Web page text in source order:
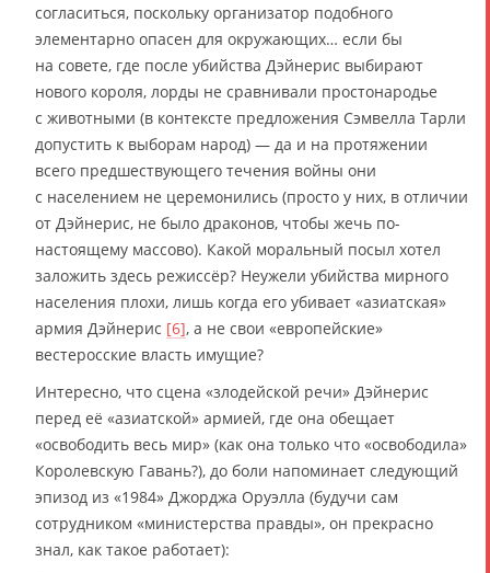
согласиться, поскольку организатор подобного
элементарно опасен для окружающих… если бы
на совете, где после убийства Дэйнерис выбирают
нового короля, лорды не сравнивали простонародье
с животными (в контексте предложения Сэмвелла Тарли
допустить к выборам народ) — да и на протяжении
всего предшествующего течения войны они
с населением не церемонились (просто у них, в отличии
от Дэйнерис, не было драконов, чтобы жечь по-
настоящему массово). Какой моральный посыл хотел
заложить здесь режиссёр? Неужели убийства мирного
населения плохи, лишь когда его убивает «азиатская»
армия Дэйнерис [6], а не свои «европейские»
вестеросские власть имущие?
Интересно, что сцена «злодейской речи» Дэйнерис
перед её «азиатской» армией, где она обещает
«освободить весь мир» (как она только что «освободила»
Королевскую Гавань?), до боли напоминает следующий
эпизод из «1984» Джорджа Оруэлла (будучи сам
сотрудником «министерства правды», он прекрасно
знал, как такое работает):